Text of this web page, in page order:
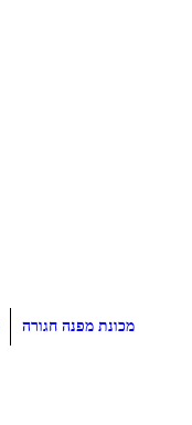
מכונת מפנה חגורה